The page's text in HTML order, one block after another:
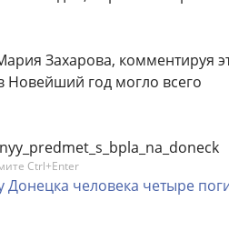
Захарова, комментируя
Новейший год могло всего
Ctrl+Enter
Донецка человека четыре